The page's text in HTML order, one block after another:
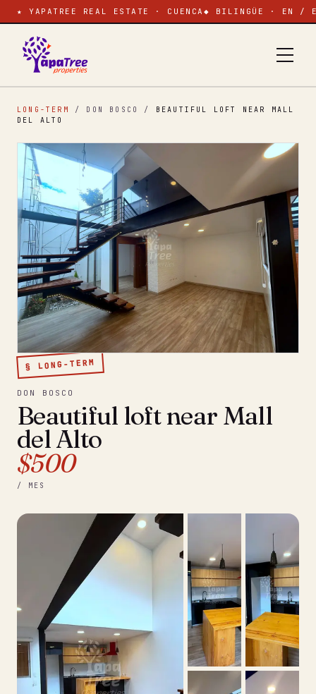
★ YAPATREE REAL ESTATE · CUENCA ◆ BILINGÜE · EN /
LONG-TERM / DON BOSCO / BEAUTIFUL LOFT NEAR MALL
DEL ALTO
§ LONG-TERM
DON BOSCO
Beautiful loft near Mall
del Alto
$500
/ MES